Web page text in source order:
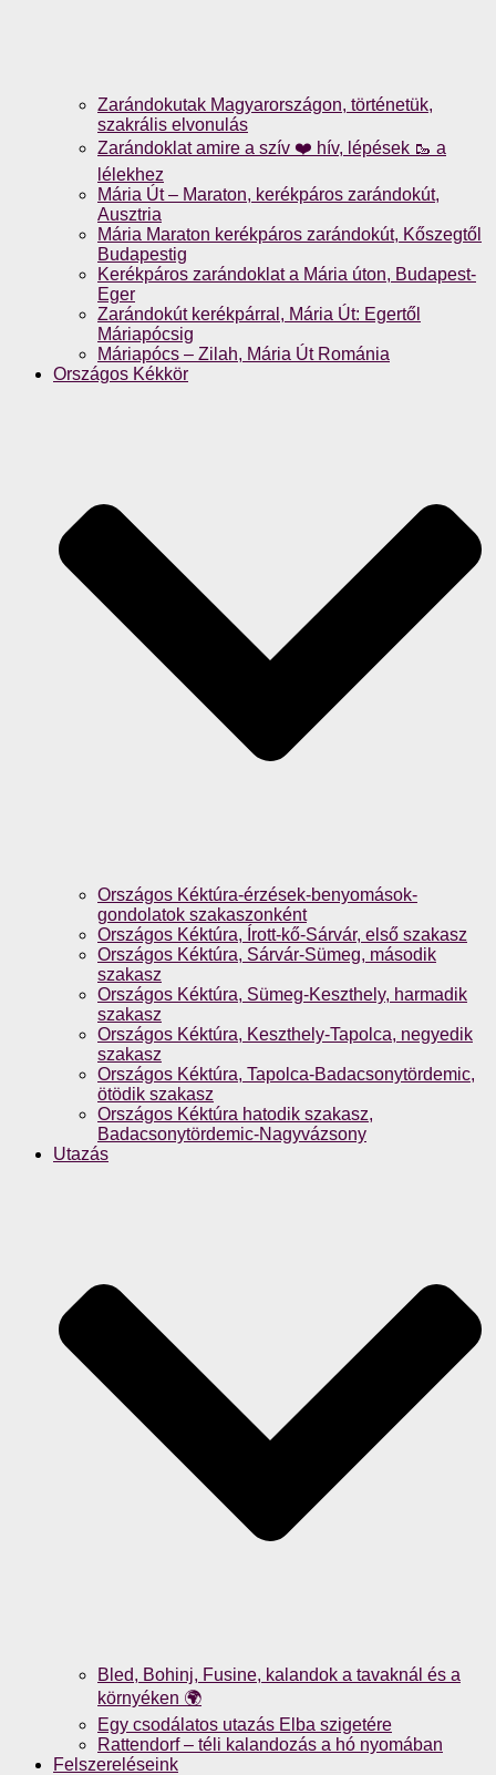
Zarándokutak Magyarországon, történetük,
szakrális elvonulás
Zarándoklat amire a szív ❤️ hív, lépések 🥾 a
lélekhez
Mária Út – Maraton, kerékpáros zarándokút,
Ausztria
Mária Maraton kerékpáros zarándokút, Kőszegtől
Budapestig
Kerékpáros zarándoklat a Mária úton, Budapest-
Eger
Zarándokút kerékpárral, Mária Út: Egertől
Máriapócsig
Máriapócs – Zilah, Mária Út Románia
Országos Kékkör
Országos Kéktúra-érzések-benyomások-
gondolatok szakaszonként
Országos Kéktúra, Írott-kő-Sárvár, első szakasz
Országos Kéktúra, Sárvár-Sümeg, második
szakasz
Országos Kéktúra, Sümeg-Keszthely, harmadik
szakasz
Országos Kéktúra, Keszthely-Tapolca, negyedik
szakasz
Országos Kéktúra, Tapolca-Badacsonytördemic,
ötödik szakasz
Országos Kéktúra hatodik szakasz,
Badacsonytördemic-Nagyvázsony
Utazás
Bled, Bohinj, Fusine, kalandok a tavaknál és a
környéken 🌍
Egy csodálatos utazás Elba szigetére
Rattendorf – téli kalandozás a hó nyomában
Felszereléseink